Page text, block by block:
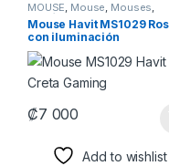
MOUSE, Mouse, Mouses,
Periféricos
Mouse Havit MS1029
con iluminación
₡7 000
Add to wishlist